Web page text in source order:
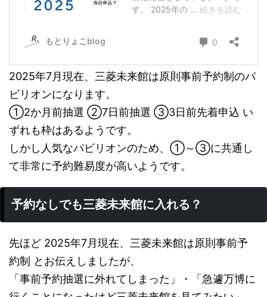
2025年7月現在、三菱未来館は原則事前予約制のパ
ビリオンになります。
①2か月前抽選 ②7日前抽選 ③3日前先着申込 い
ずれも枠はあるようです。
しかし人気なパビリオンのため、①～③に共通し
て非常に予約難易度が高いようです。
予約なしでも三菱未来館に入れる？
先ほど 2025年7月現在、三菱未来館は原則事前予
約制 とお伝えしましたが、
「事前予約抽選に外れてしまった」・「急遽万博に